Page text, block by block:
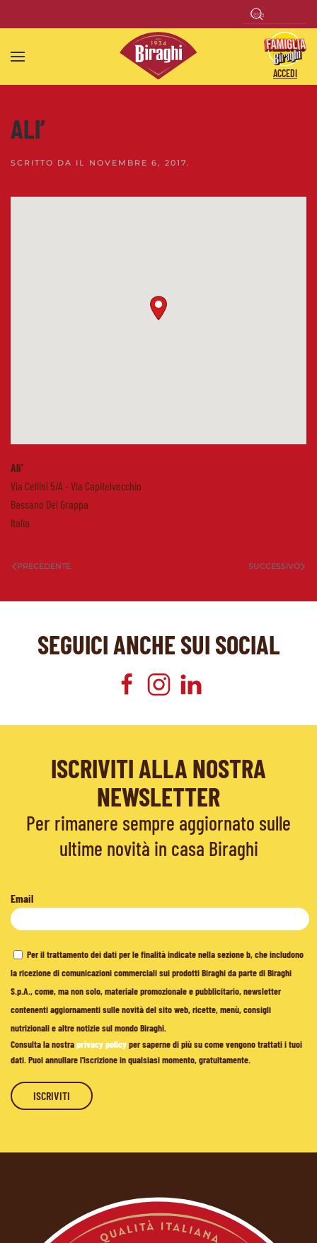
Skip to main content
ACCEDI
ALI’
SCRITTO DA IL NOVEMBRE 6, 2017.
Ali’
Via Cellini 5/A - Via Capitelvecchio
Bassano Del Grappa
Italia
PRECEDENTE SUCCESSIVO
SEGUICI ANCHE SUI SOCIAL
ISCRIVITI ALLA NOSTRA
NEWSLETTER
Per rimanere sempre aggiornato sulle
ultime novità in casa Biraghi
Email
Per il trattamento dei dati per le finalità indicate nella sezione b, che includono
la ricezione di comunicazioni commerciali sui prodotti Biraghi da parte di Biraghi
S.p.A., come, ma non solo, materiale promozionale e pubblicitario, newsletter
contenenti aggiornamenti sulle novità del sito web, ricette, menù, consigli
nutrizionali e altre notizie sul mondo Biraghi.
Consulta la nostraprivacy policyper saperne di più su come vengono trattati i tuoi
dati. Puoi annullare l'iscrizione in qualsiasi momento, gratuitamente.